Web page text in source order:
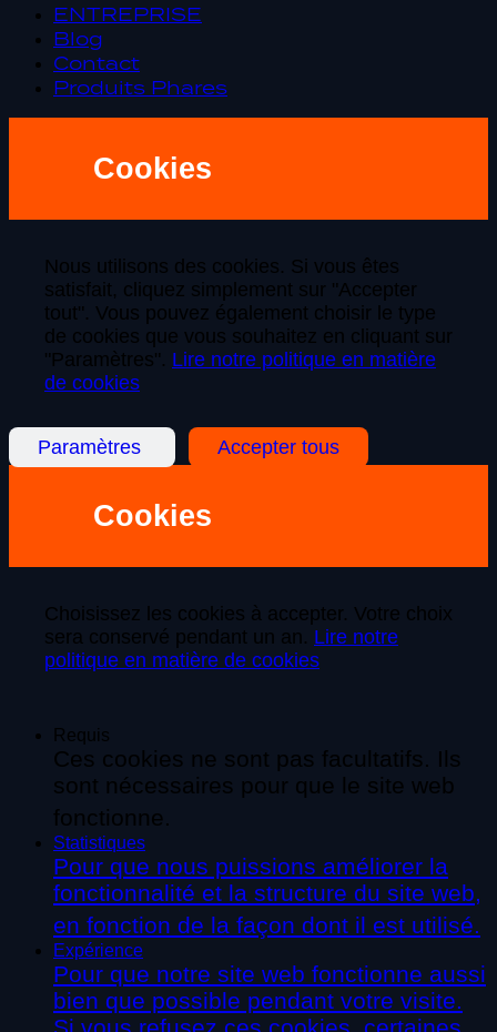
ENTREPRISE
Blog
Contact
Produits Phares
Cookies
Nous utilisons des cookies. Si vous êtes
satisfait, cliquez simplement sur "Accepter
tout". Vous pouvez également choisir le type
de cookies que vous souhaitez en cliquant sur
"Paramètres". Lire notre politique en matière
de cookies
Paramètres Accepter tous
Cookies
Choisissez les cookies à accepter. Votre choix
sera conservé pendant un an. Lire notre
politique en matière de cookies
Requis
Ces cookies ne sont pas facultatifs. Ils
sont nécessaires pour que le site web
fonctionne.
Statistiques
Pour que nous puissions améliorer la
fonctionnalité et la structure du site web,
en fonction de la façon dont il est utilisé.
Expérience
Pour que notre site web fonctionne aussi
bien que possible pendant votre visite.
Si vous refusez ces cookies, certaines